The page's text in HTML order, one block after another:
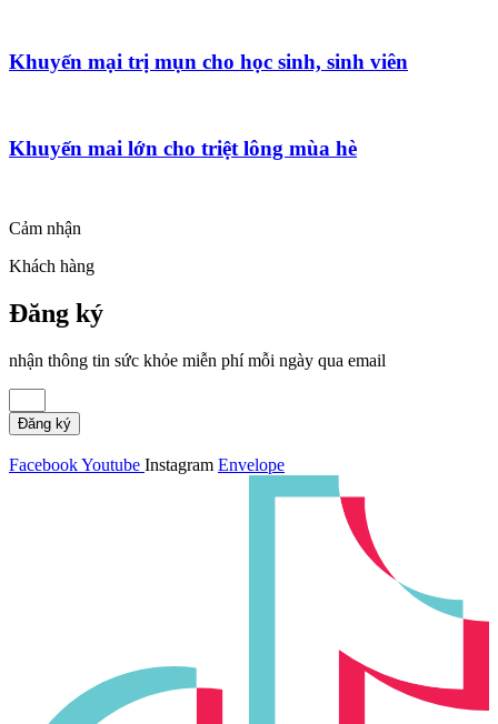
Khuyến mại trị mụn cho học sinh, sinh viên
Khuyến mai lớn cho triệt lông mùa hè
Cảm nhận
Khách hàng
Đăng ký
nhận thông tin sức khỏe miễn phí mỗi ngày qua email
Đăng ký
FacebookYoutube Instagram Envelope